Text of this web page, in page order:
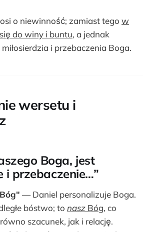
o niewinność; zamiast tego w
do winy i buntu, a jednak
i przebaczenia Boga.
wersetu i
Boga, jest
i przebaczenie…”
— Daniel personalizuje Boga.
bóstwo; to nasz Bóg, co
szacunek, jak i relację.